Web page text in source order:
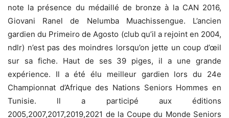
note la présence du médaillé de bronze à la CAN 2016,
Giovani Ranel de Nelumba Muachissengue. L’ancien
gardien du Primeiro de Agosto (club qu’il a rejoint en 2004,
ndlr) n’est pas des moindres lorsqu’on jette un coup d’œil
sur sa fiche. Haut de ses 39 piges, il a une grande
expérience. Il a été élu meilleur gardien lors du 24e
Championnat d’Afrique des Nations Seniors Hommes en
Tunisie. ll a participé aux éditions
2005,2007,2017,2019,2021 de la Coupe du Monde Seniors